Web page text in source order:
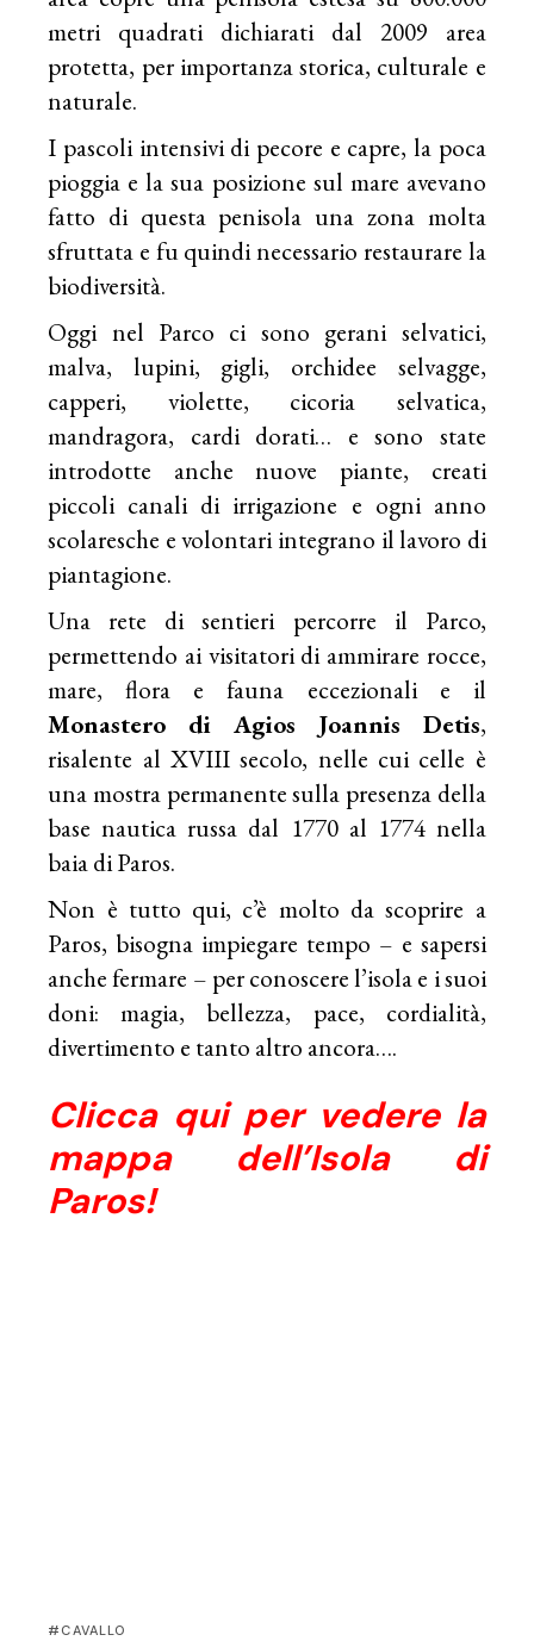
metri quadrati dichiarati dal 2009 area
protetta, per importanza storica, culturale e
naturale.
I pascoli intensivi di pecore e capre, la poca
pioggia e la sua posizione sul mare avevano
fatto di questa penisola una zona molta
sfruttata e fu quindi necessario restaurare la
biodiversità.
Oggi nel Parco ci sono gerani selvatici,
malva, lupini, gigli, orchidee selvagge,
capperi, violette, cicoria selvatica,
mandragora, cardi dorati… e sono state
introdotte anche nuove piante, creati
piccoli canali di irrigazione e ogni anno
scolaresche e volontari integrano il lavoro di
piantagione.
Una rete di sentieri percorre il Parco,
permettendo ai visitatori di ammirare rocce,
mare, flora e fauna eccezionali e il
Monastero di Agios Joannis Detis,
risalente al XVIII secolo, nelle cui celle è
una mostra permanente sulla presenza della
base nautica russa dal 1770 al 1774 nella
baia di Paros.
Non è tutto qui, c’è molto da scoprire a
Paros, bisogna impiegare tempo – e sapersi
anche fermare – per conoscere l’isola e i suoi
doni: magia, bellezza, pace, cordialità,
divertimento e tanto altro ancora….
Clicca qui per vedere la
mappa dell’Isola di
Paros!
CAVALLO